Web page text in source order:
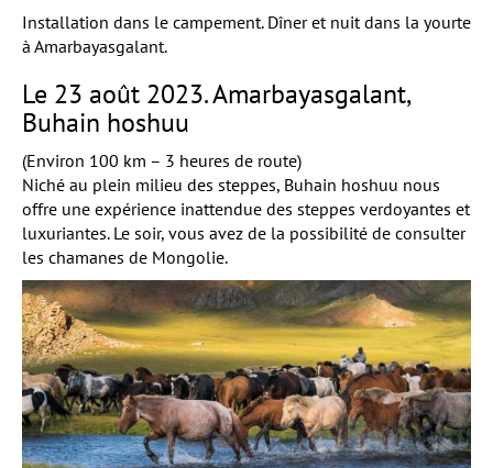
Installation dans le campement. Dîner et nuit dans la yourte
à Amarbayasgalant.
Le 23 août 2023. Amarbayasgalant,
Buhain hoshuu
(Environ 100 km – 3 heures de route)
Niché au plein milieu des steppes, Buhain hoshuu nous
offre une expérience inattendue des steppes verdoyantes et
luxuriantes. Le soir, vous avez de la possibilité de consulter
les chamanes de Mongolie.